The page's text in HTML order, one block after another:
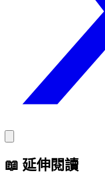
📖 延伸閱讀